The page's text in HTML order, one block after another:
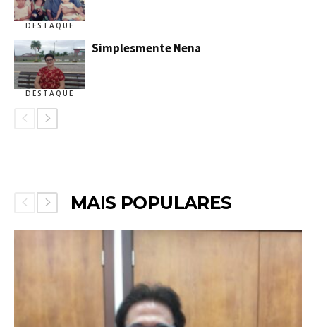
DESTAQUE
DESTAQUE
Simplesmente Nena
MAIS POPULARES